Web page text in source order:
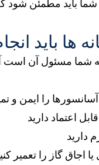
شما باید مطمئن
ها باید
شما مسئول آن
را ایمن و
اعتماد دارید
دارید
اجاق گاز را تعمیر